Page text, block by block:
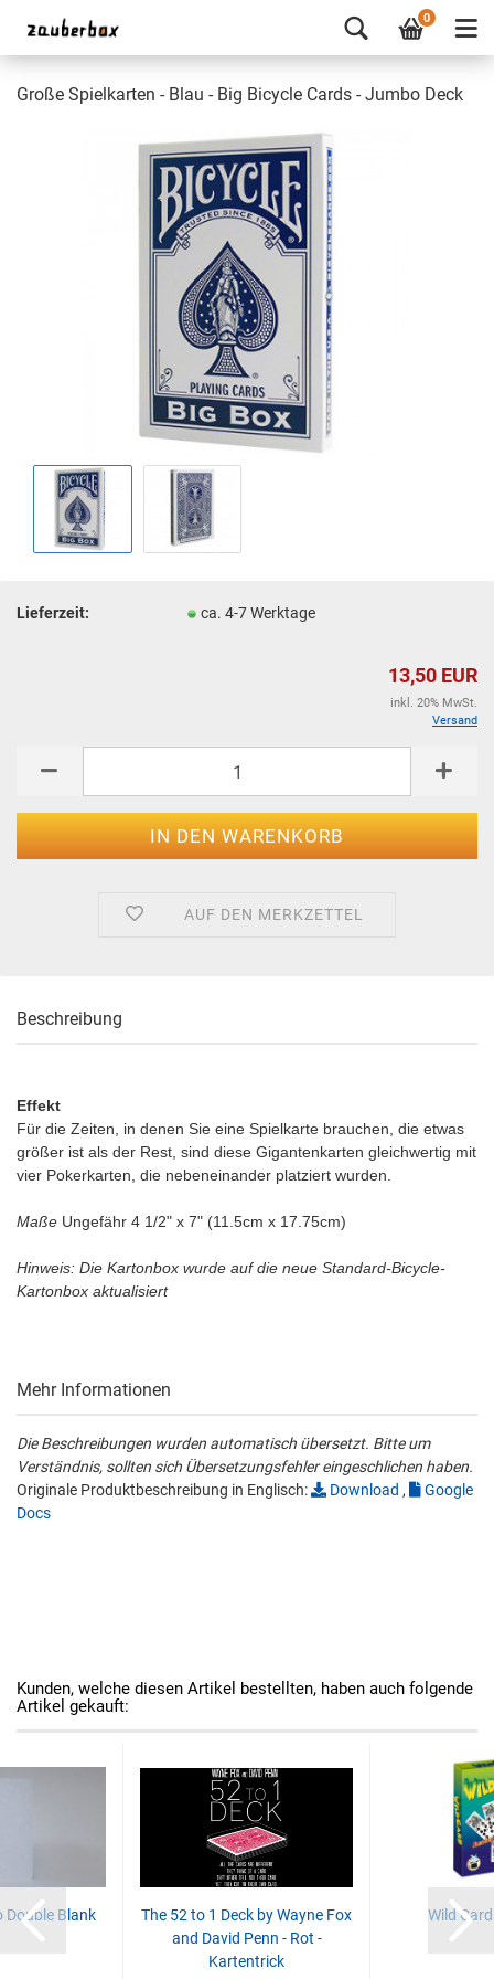
0
Große Spielkarten - Blau - Big Bicycle Cards - Jumbo Deck
Lieferzeit: ca. 4-7 Werktage
13,50 EUR
inkl. 20% MwSt.
Versand
AUF DEN MERKZETTEL
Beschreibung
Effekt
Für die Zeiten, in denen Sie eine Spielkarte brauchen, die etwas
größer ist als der Rest, sind diese Gigantenkarten gleichwertig mit
vier Pokerkarten, die nebeneinander platziert wurden.
Maße Ungefähr 4 1/2" x 7" (11.5cm x 17.75cm)
Hinweis: Die Kartonbox wurde auf die neue Standard-Bicycle-
Kartonbox aktualisiert
Mehr Informationen
Die Beschreibungen wurden automatisch übersetzt. Bitte um
Verständnis, sollten sich Übersetzungsfehler eingeschlichen haben.
Originale Produktbeschreibung in Englisch:
Download ,
Google
Docs
Kunden, welche diesen Artikel bestellten, haben auch folgende
Artikel gekauft:
Double Blank
The 52 to 1 Deck by Wayne Fox
and David Penn - Rot -
Kartentrick
Wild